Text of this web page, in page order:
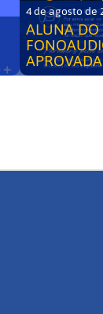
4 de agosto de
ALUNA DO